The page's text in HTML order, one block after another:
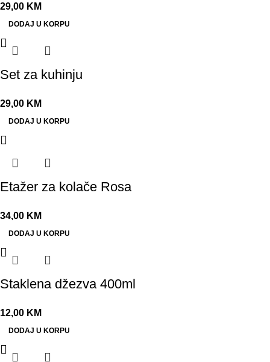
29,00 KM
DODAJ U KORPU
Set za kuhinju
29,00 KM
DODAJ U KORPU
Etažer za kolače Rosa
34,00 KM
DODAJ U KORPU
Staklena džezva 400ml
12,00 KM
DODAJ U KORPU